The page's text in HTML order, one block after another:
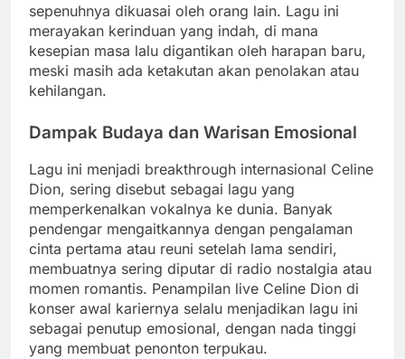
sepenuhnya dikuasai oleh orang lain. Lagu ini
merayakan kerinduan yang indah, di mana
kesepian masa lalu digantikan oleh harapan baru,
meski masih ada ketakutan akan penolakan atau
kehilangan.
Dampak Budaya dan Warisan Emosional
Lagu ini menjadi breakthrough internasional Celine
Dion, sering disebut sebagai lagu yang
memperkenalkan vokalnya ke dunia. Banyak
pendengar mengaitkannya dengan pengalaman
cinta pertama atau reuni setelah lama sendiri,
membuatnya sering diputar di radio nostalgia atau
momen romantis. Penampilan live Celine Dion di
konser awal kariernya selalu menjadikan lagu ini
sebagai penutup emosional, dengan nada tinggi
yang membuat penonton terpukau.